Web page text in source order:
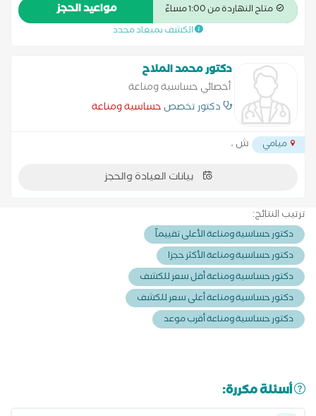
متاح النهاردة من 1:00 مساءً مواعيد الحجز
الكشف بميعاد محدد
دكتور محمد الملاح
أخصائي حساسية ومناعة
دكتور تخصص حساسية ومناعة
ميامي ش ،
بيانات العيادة والحجز
ترتيب النتائج:
دكتور حساسية ومناعة الأعلى تقييماً
دكتور حساسية ومناعة الأكثر حجزا
دكتور حساسية ومناعة أقل سعر للكشف
دكتور حساسية ومناعة أعلى سعر للكشف
دكتور حساسية ومناعة أقرب موعد
أسئلة مكررة: